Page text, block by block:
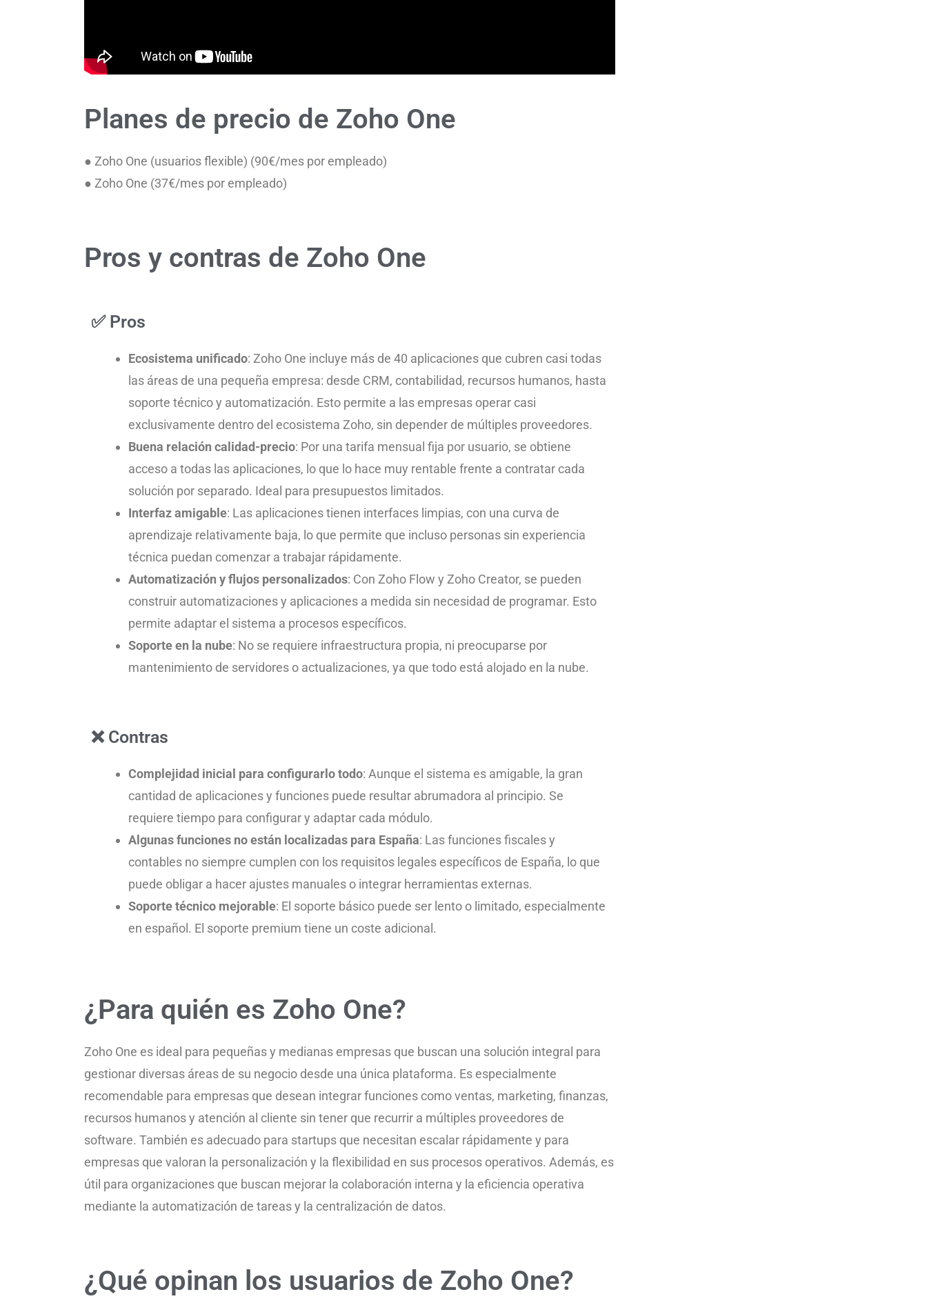
Planes de precio de Zoho One
● Zoho One (usuarios flexible) (90€/mes por empleado)
● Zoho One (37€/mes por empleado)
Pros y contras de Zoho One
✅ Pros
Ecosistema unificado: Zoho One incluye más de 40 aplicaciones que cubren casi todas
las áreas de una pequeña empresa: desde CRM, contabilidad, recursos humanos, hasta
soporte técnico y automatización. Esto permite a las empresas operar casi
exclusivamente dentro del ecosistema Zoho, sin depender de múltiples proveedores.
Buena relación calidad-precio: Por una tarifa mensual fija por usuario, se obtiene
acceso a todas las aplicaciones, lo que lo hace muy rentable frente a contratar cada
solución por separado. Ideal para presupuestos limitados.
Interfaz amigable: Las aplicaciones tienen interfaces limpias, con una curva de
aprendizaje relativamente baja, lo que permite que incluso personas sin experiencia
técnica puedan comenzar a trabajar rápidamente.
Automatización y flujos personalizados: Con Zoho Flow y Zoho Creator, se pueden
construir automatizaciones y aplicaciones a medida sin necesidad de programar. Esto
permite adaptar el sistema a procesos específicos.
Soporte en la nube: No se requiere infraestructura propia, ni preocuparse por
mantenimiento de servidores o actualizaciones, ya que todo está alojado en la nube.
❌ Contras
Complejidad inicial para configurarlo todo: Aunque el sistema es amigable, la gran
cantidad de aplicaciones y funciones puede resultar abrumadora al principio. Se
requiere tiempo para configurar y adaptar cada módulo.
Algunas funciones no están localizadas para España: Las funciones fiscales y
contables no siempre cumplen con los requisitos legales específicos de España, lo que
puede obligar a hacer ajustes manuales o integrar herramientas externas.
Soporte técnico mejorable: El soporte básico puede ser lento o limitado, especialmente
en español. El soporte premium tiene un coste adicional.
¿Para quién es Zoho One?
Zoho One es ideal para pequeñas y medianas empresas que buscan una solución integral para
gestionar diversas áreas de su negocio desde una única plataforma. Es especialmente
recomendable para empresas que desean integrar funciones como ventas, marketing, finanzas,
recursos humanos y atención al cliente sin tener que recurrir a múltiples proveedores de
software. También es adecuado para startups que necesitan escalar rápidamente y para
empresas que valoran la personalización y la flexibilidad en sus procesos operativos. Además, es
útil para organizaciones que buscan mejorar la colaboración interna y la eficiencia operativa
mediante la automatización de tareas y la centralización de datos.
¿Qué opinan los usuarios de Zoho One?